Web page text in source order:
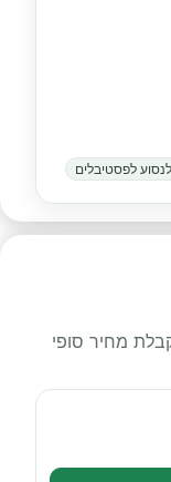
לפסטיבלים
מחיר סופי